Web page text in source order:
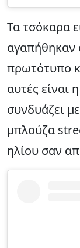
Τα τσόκαρα
αγαπήθηκαν
πρωτότυπο
αυτές είναι
συνδυάζει
μπλούζα
ηλίου σαν